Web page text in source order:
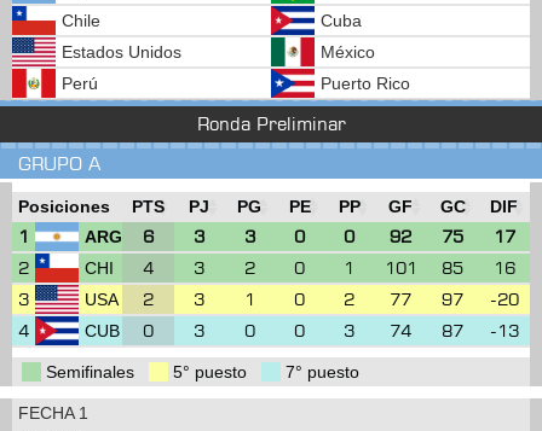
Chile
Cuba
Estados Unidos
México
Perú
Puerto Rico
Ronda Preliminar
GRUPO A
Posiciones PTS PJ PG PE PP GF GC DIF
1 ARG 6 3 3 0 0 92 75
17
2
CHI 4 3 2 0 1 101 85
16
3
USA 2 3 1 0 2 77 97
-20
4
CUB 0 3 0 0 3 74 87 -13
Semifinales 5° puesto 7° puesto
FECHA 1